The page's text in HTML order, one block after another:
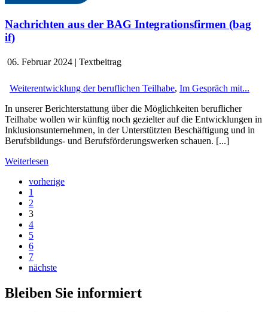
Nachrichten aus der BAG Integrationsfirmen (bag
if)
06. Februar 2024 | Textbeitrag
Weiterentwicklung der beruflichen Teilhabe, Im Gespräch mit...
In unserer Berichterstattung über die Möglichkeiten beruflicher
Teilhabe wollen wir künftig noch gezielter auf die Entwicklungen in
Inklusionsunternehmen, in der Unterstützten Beschäftigung und in
Berufsbildungs- und Berufsförderungswerken schauen. [...]
Weiterlesen
vorherige
1
2
3
4
5
6
7
nächste
Bleiben Sie informiert